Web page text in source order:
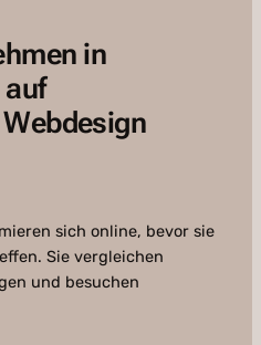
in
sich online, bevor sie
Sie vergleichen
und besuchen